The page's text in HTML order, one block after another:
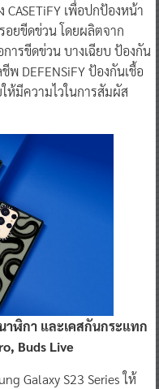
เพื่อปกป้องหน้า
อยขีดข่วน โดยผลิตจาก
ารขีดข่วน บางเฉียบ ป้องกัน
DEFENSiFY ป้องกันเชื้อ
ห้มีความไวในการสัมผัส
าฬิกา และเคสกันกระแทก
Buds Live
Galaxy S23 Series ให้